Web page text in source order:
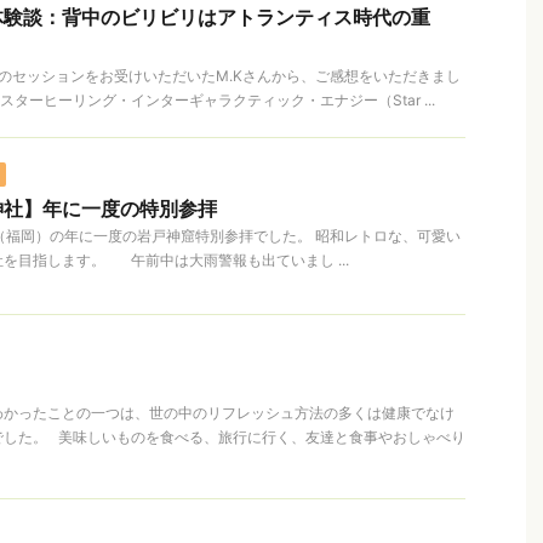
談：背中のビリビリはアトランティス時代の重
セッションをお受けいただいたM.Kさんから、ご感想をいただきまし
ターヒーリング・インターギャラクティック・エナジー（Star ...
】年に一度の特別参拝
岡）の年に一度の岩戸神窟特別参拝でした。 昭和レトロな、可愛い
を目指します。 午前中は大雨警報も出ていまし ...
ったことの一つは、世の中のリフレッシュ方法の多くは健康でなけ
た。 美味しいものを食べる、旅行に行く、友達と食事やおしゃべり